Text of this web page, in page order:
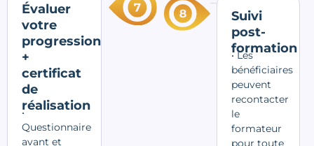
Évaluer
votre
progression
+
certificat
de
réalisation
•
Questionnaire
avant et
Suivi
post-
formation
• Les
bénéficiaires
peuvent
recontacter
le
formateur
pour toute